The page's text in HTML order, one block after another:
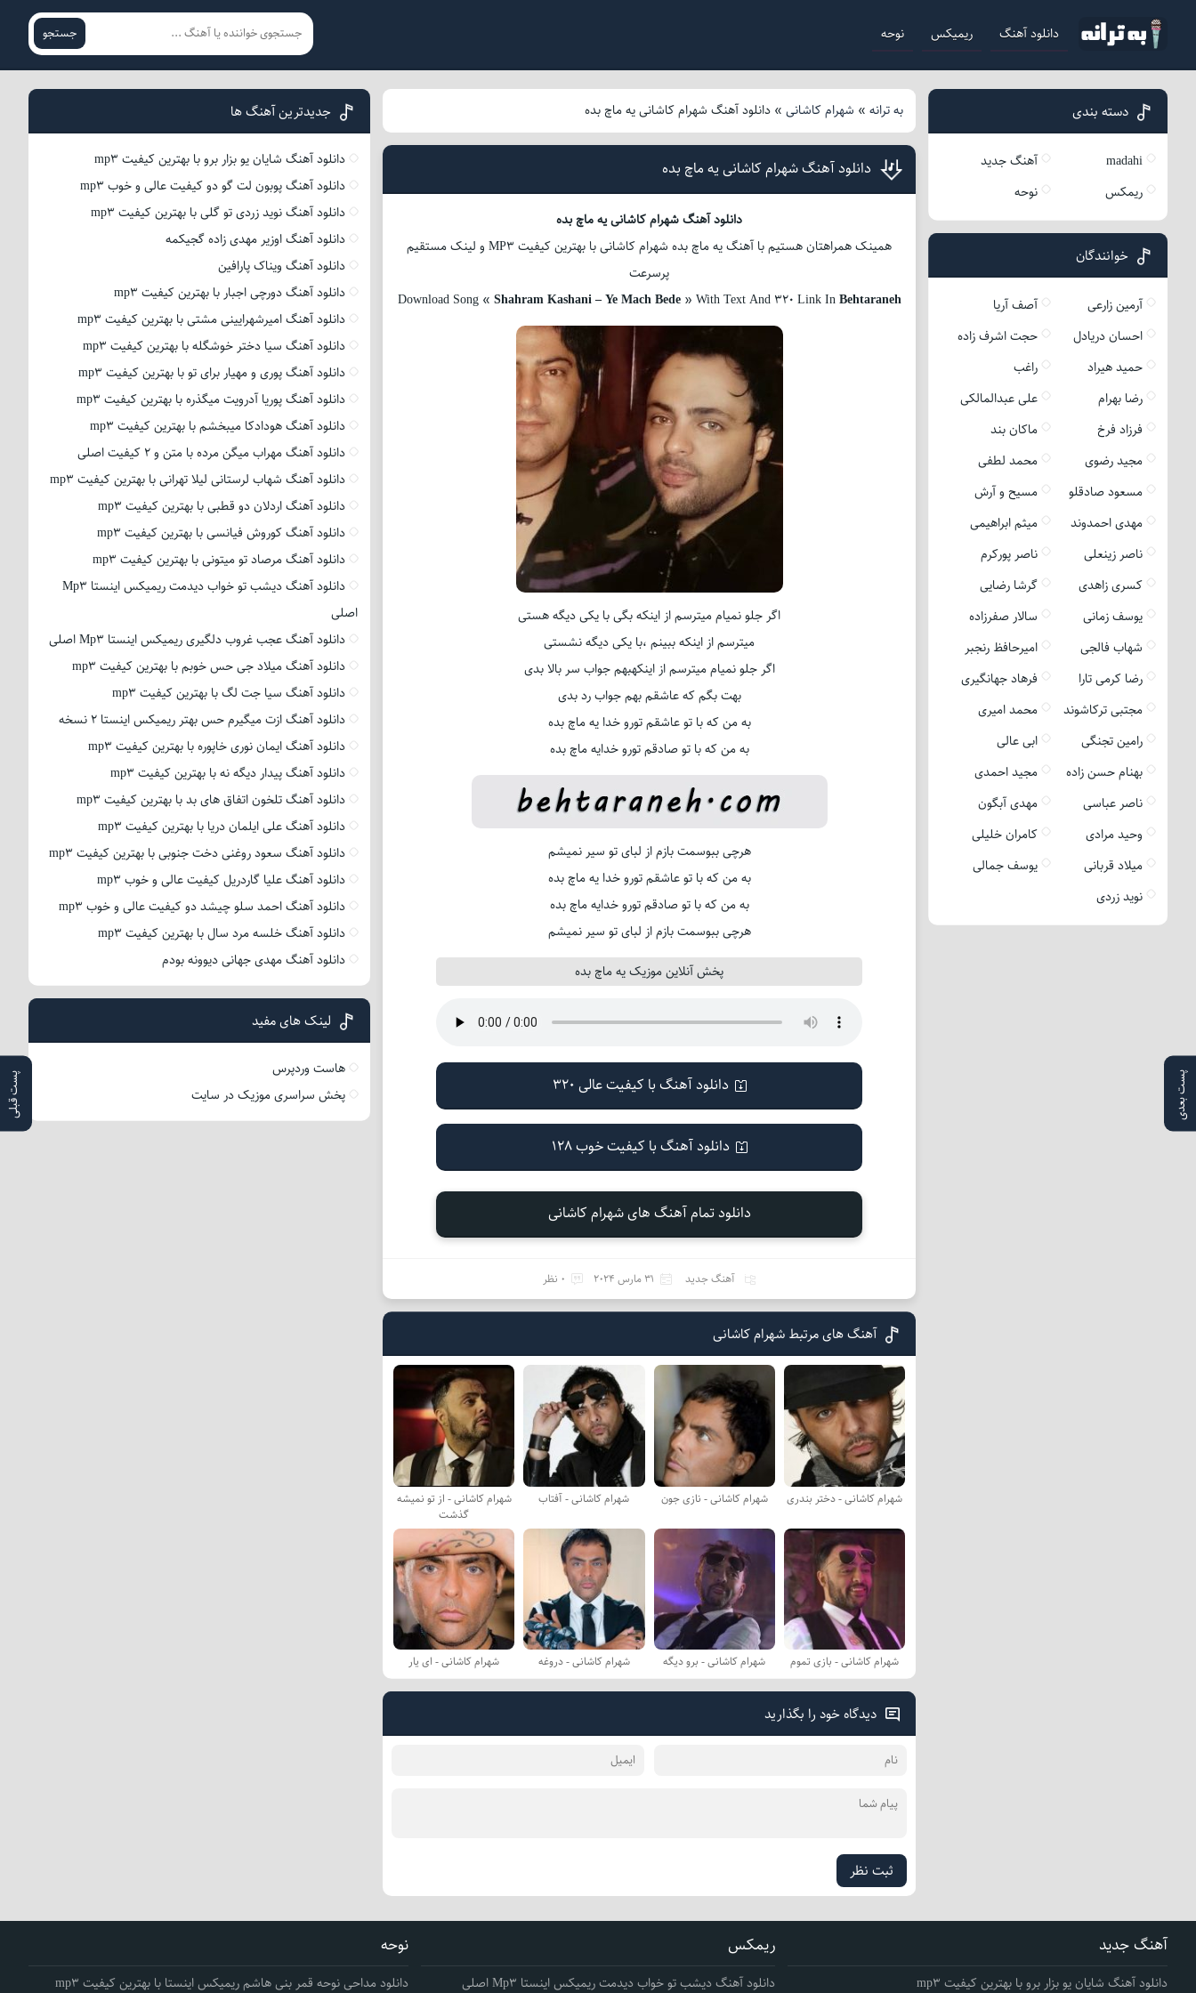
دانلود آهنگ ریمیکس نوحه جستجو
به ترانه» شهرام کاشانی» دانلود آهنگ شهرام کاشانی یه ماچ بده
پست بعدی پست قبلی
دانلود آهنگ شهرام کاشانی یه ماچ بده
دانلود آهنگ شهرام کاشانی یه ماچ بده
همینک همراهتان هستیم با آهنگ یه ماچ بده شهرام کاشانی با بهترین کیفیت MP3 و لینک مستقیم
پرسرعت
Download Song « Shahram Kashani – Ye Mach Bede» With Text And 320 Link InBehtaraneh
اگر جلو نمیام میترسم از اینکه بگی با یکی دیگه هستی
میترسم از اینکه ببینم ،با یکی دیگه نشستی
اگر جلو نمیام میترسم از اینکهبهم جواب سر بالا بدی
بهت بگم که عاشقم بهم جواب رد بدی
به من که با تو عاشقم تورو خدا یه ماچ بده
به من که با تو صادقم تورو خدایه ماچ بده
هرچی ببوسمت بازم از لبای تو سیر نمیشم
به من که با تو عاشقم تورو خدا یه ماچ بده
به من که با تو صادقم تورو خدایه ماچ بده
هرچی ببوسمت بازم از لبای تو سیر نمیشم
پخش آنلاین موزیک یه ماچ بده
دانلود آهنگ با کیفیت عالی 320
دانلود آهنگ با کیفیت خوب 128
دانلود تمام آهنگ های شهرام کاشانی
آهنگ جدید 31 مارس 2024 0 نظر
آهنگ های مرتبط شهرام کاشانی
شهرام کاشانی - دختر بندری شهرام کاشانی - نازی جون شهرام کاشانی - آفتاب
شهرام کاشانی - از تو نمیشه
گذشت
شهرام کاشانی - بازی تموم شهرام کاشانی - برو دیگه شهرام کاشانی - دروغه شهرام کاشانی - ای یار
دیدگاه خود را بگذارید
ثبت نظر
دسته بندی
madahi
آهنگ جدید
ریمکس
نوحه
خوانندگان
آرمین زارعی
آصف آریا
احسان دریادل
حجت اشرف زاده
حمید هیراد
راغب
رضا بهرام
علی عبدالمالکی
فرزاد فرخ
ماکان بند
مجید رضوی
محمد لطفی
مسعود صادقلو
مسیح و آرش
مهدی احمدوند
میثم ابراهیمی
ناصر زینعلی
ناصر پورکرم
کسری زاهدی
گرشا رضایی
یوسف زمانی
سالار صفرزاده
شهاب فالجی
امیرحافظ رنجبر
رضا کرمی تارا
فرهاد جهانگیری
مجتبی ترکاشوند
محمد امیری
رامین تجنگی
ابی عالی
بهنام حسن زاده
مجید احمدی
ناصر عباسی
مهدی آبگون
وحید مرادی
کامران خلیلی
میلاد قربانی
یوسف جمالی
نوید زردی
جدیدترین آهنگ ها
دانلود آهنگ شایان یو بزار برو با بهترین کیفیت mp3
دانلود آهنگ پوبون لت گو دو کیفیت عالی و خوب mp3
دانلود آهنگ نوید زردی تو گلی با بهترین کیفیت mp3
دانلود آهنگ اوزیر مهدی زاده گجیکمه
دانلود آهنگ ویناک پارافین
دانلود آهنگ دورچی اجبار با بهترین کیفیت mp3
دانلود آهنگ امیرشهرایینی مشتی با بهترین کیفیت mp3
دانلود آهنگ سیا دختر خوشگله با بهترین کیفیت mp3
دانلود آهنگ پوری و مهیار برای تو با بهترین کیفیت mp3
دانلود آهنگ پوریا آدرویت میگذره با بهترین کیفیت mp3
دانلود آهنگ هودادکا میبخشم با بهترین کیفیت mp3
دانلود آهنگ مهراب میگن مرده با متن و 2 کیفیت اصلی
دانلود آهنگ شهاب لرستانی لیلا تهرانی با بهترین کیفیت mp3
دانلود آهنگ اردلان دو قطبی با بهترین کیفیت mp3
دانلود آهنگ کوروش فیانسی با بهترین کیفیت mp3
دانلود آهنگ مرصاد تو میتونی با بهترین کیفیت mp3
دانلود آهنگ دیشب تو خواب دیدمت ریمیکس اینستا Mp3
اصلی
دانلود آهنگ عجب غروب دلگیری ریمیکس اینستا Mp3 اصلی
دانلود آهنگ میلاد جی حس خوبم با بهترین کیفیت mp3
دانلود آهنگ سیا جت لگ با بهترین کیفیت mp3
دانلود آهنگ ازت میگیرم حس بهتر ریمیکس اینستا 2 نسخه
دانلود آهنگ ایمان نوری خاپوره با بهترین کیفیت mp3
دانلود آهنگ پیدار دیگه نه با بهترین کیفیت mp3
دانلود آهنگ تلخون اتفاق های بد با بهترین کیفیت mp3
دانلود آهنگ علی ایلمان دریا با بهترین کیفیت mp3
دانلود آهنگ سعود روغنی دخت جنوبی با بهترین کیفیت mp3
دانلود آهنگ علیا گاردریل کیفیت عالی و خوب mp3
دانلود آهنگ احمد سلو چیشد دو کیفیت عالی و خوب mp3
دانلود آهنگ خلسه مرد سال با بهترین کیفیت mp3
دانلود آهنگ مهدی جهانی دیوونه بودم
لینک های مفید
هاست وردپرس
پخش سراسری موزیک در سایت
آهنگ جدید
دانلود آهنگ شایان یو بزار برو با بهترین کیفیت mp3
ریمکس
دانلود آهنگ دیشب تو خواب دیدمت ریمیکس اینستا Mp3 اصلی
نوحه
دانلود مداحی نوحه قمر بنی هاشم ریمیکس اینستا با بهترین کیفیت mp3